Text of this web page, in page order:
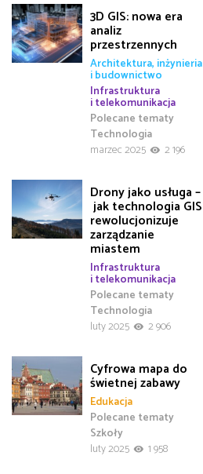
3D GIS: nowa era
analiz
przestrzennych
Architektura, inżynieria
i budownictwo
Infrastruktura
i telekomunikacja
Polecane tematy
Technologia
marzec 2025
2 196
Drony jako usługa –
jak technologia GIS
rewolucjonizuje
zarządzanie
miastem
Infrastruktura
i telekomunikacja
Polecane tematy
Technologia
luty 2025
2 906
Cyfrowa mapa do
świetnej zabawy
Edukacja
Polecane tematy
Szkoły
luty 2025
1 958